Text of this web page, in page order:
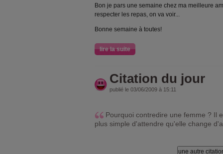
Bon je pars une semaine chez ma meilleure
respecter les repas, on va voir...
Bonne semaine à toutes!
lire la suite
Citation du jour
publié le 03/06/2009 à 15:11
Pourquoi contredire une femme ? Il
plus simple d'attendre qu'elle change